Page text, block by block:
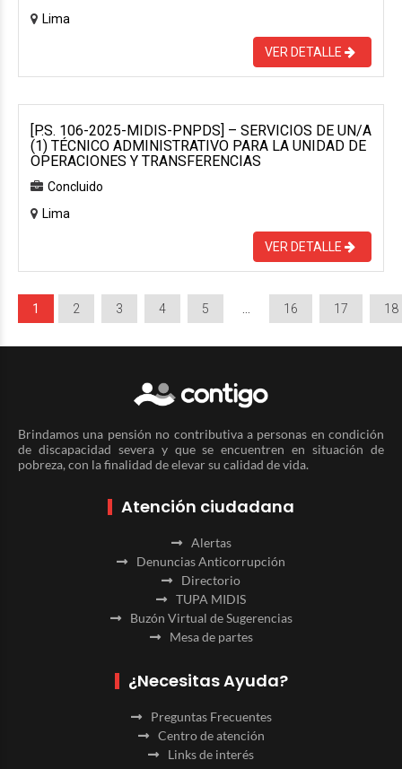
Lima
VER DETALLE
[P.S. 106-2025-MIDIS-PNPDS] – SERVICIOS DE UN/A
(1) TÉCNICO ADMINISTRATIVO PARA LA UNIDAD DE
OPERACIONES Y TRANSFERENCIAS
Concluido
Lima
VER DETALLE
1 2 3 4 5 16 17 18
Brindamos una pensión no contributiva a personas en condición
de discapacidad severa y que se encuentren en situación de
pobreza, con la finalidad de elevar su calidad de vida.
Atención ciudadana
Alertas
Denuncias Anticorrupción
Directorio
TUPA MIDIS
Buzón Virtual de Sugerencias
Mesa de partes
¿Necesitas Ayuda?
Preguntas Frecuentes
Centro de atención
Links de interés